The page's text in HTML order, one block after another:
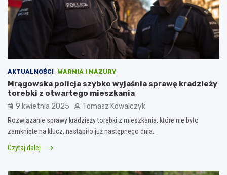
AKTUALNOŚCI WARMIA I MAZURY
Mrągowska policja szybko wyjaśnia sprawę kradzieży
torebki z otwartego mieszkania
9 kwietnia 2025 Tomasz Kowalczyk
Rozwiązanie sprawy kradzieży torebki z mieszkania, które nie było
zamknięte na klucz, nastąpiło już następnego dnia…
Czytaj dalej